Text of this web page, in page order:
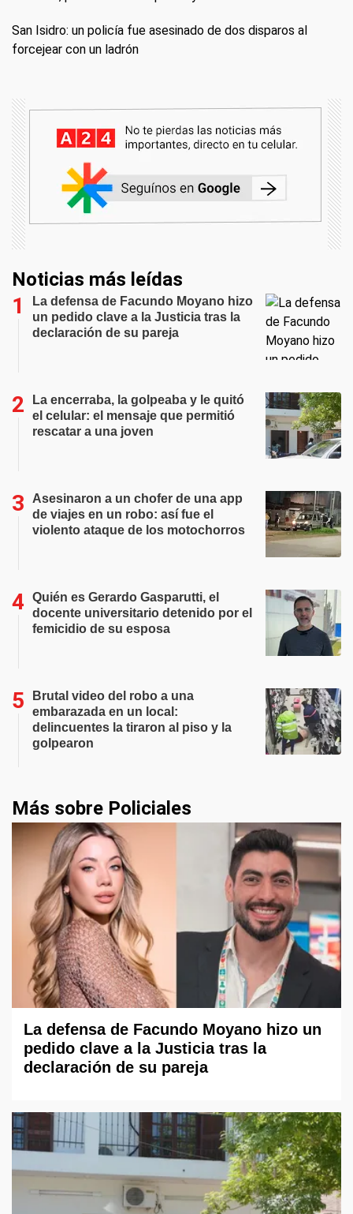
San Isidro: un policía fue asesinado de dos disparos al
forcejear con un ladrón
Noticias más leídas
La defensa de Facundo Moyano hizo
un pedido clave a la Justicia tras la
declaración de su pareja
La encerraba, la golpeaba y le quitó
el celular: el mensaje que permitió
rescatar a una joven
Asesinaron a un chofer de una app
de viajes en un robo: así fue el
violento ataque de los motochorros
Quién es Gerardo Gasparutti, el
docente universitario detenido por el
femicidio de su esposa
Brutal video del robo a una
embarazada en un local:
delincuentes la tiraron al piso y la
golpearon
Más sobre Policiales
La defensa de Facundo Moyano hizo un
pedido clave a la Justicia tras la
declaración de su pareja